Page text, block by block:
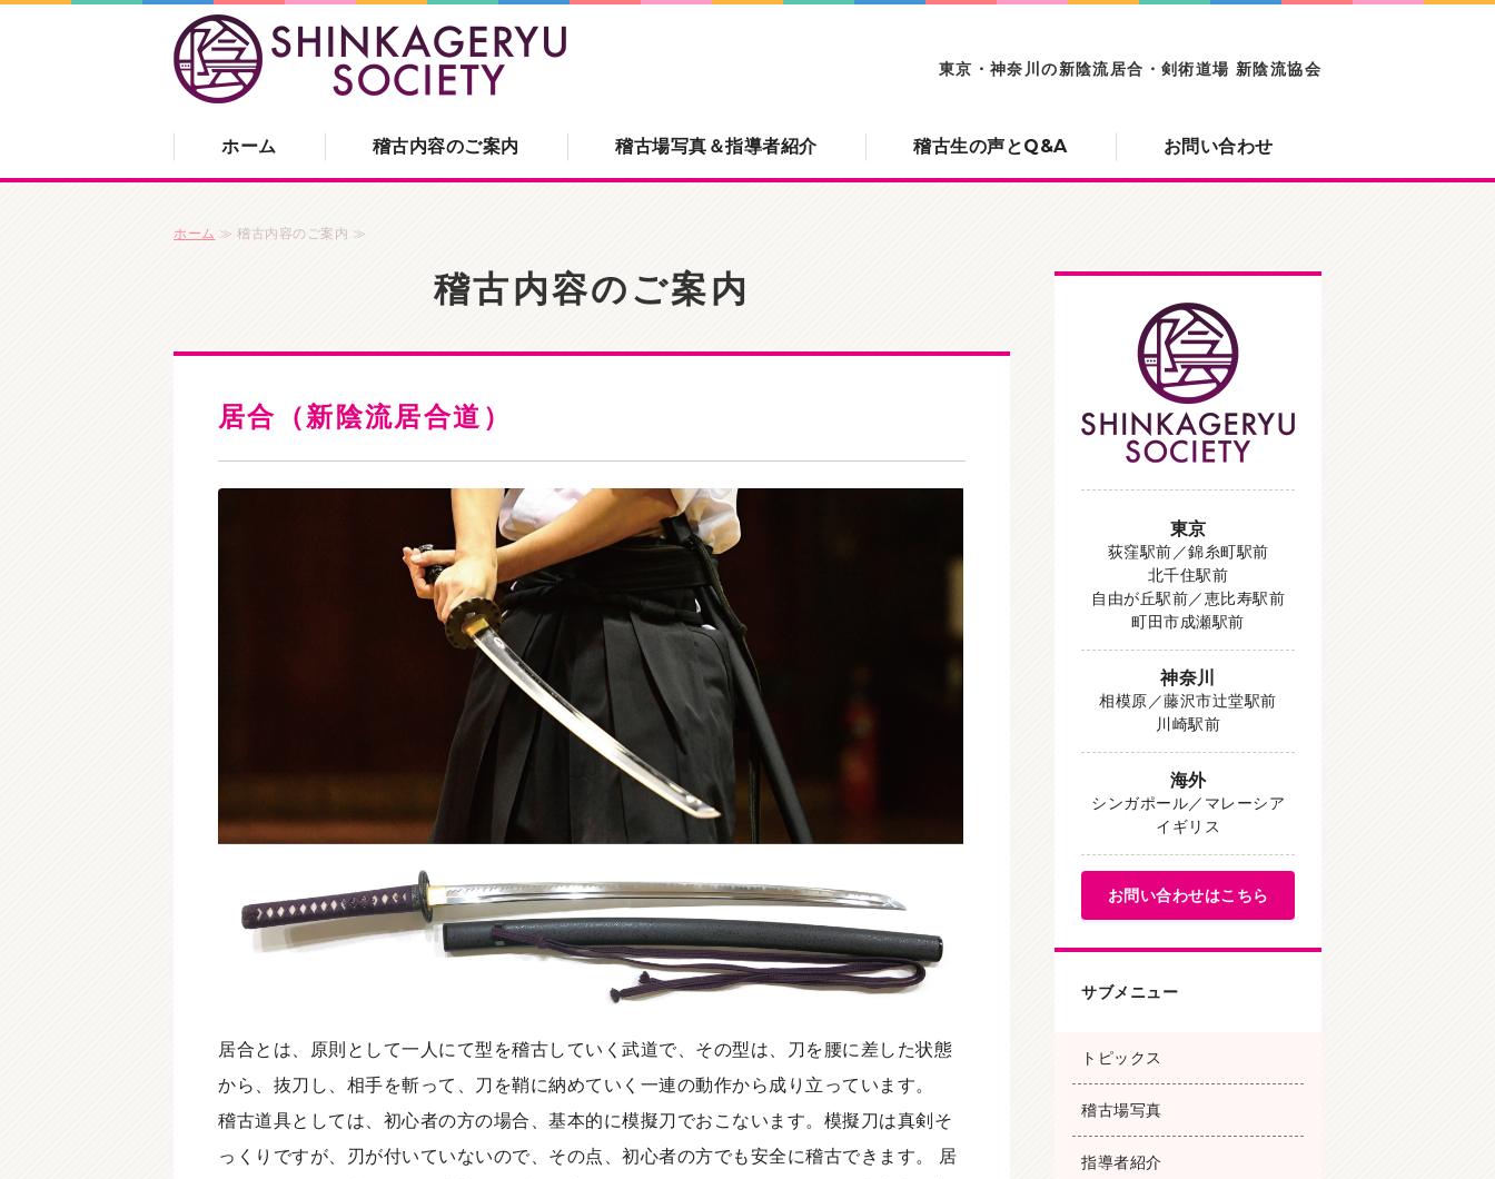
東京・神奈川の新陰流居合・剣術道場 新陰流協会
ホーム 稽古内容のご案内 稽古場写真＆指導者紹介 稽古生の声とQ&A お問い合わせ
ホーム ≫ 稽古内容のご案内 ≫
稽古内容のご案内
居合（新陰流居合道）
居合とは、原則として一人にて型を稽古していく武道で、その型は、刀を腰に差した状態
から、抜刀し、相手を斬って、刀を鞘に納めていく一連の動作から成り立っています。
稽古道具としては、初心者の方の場合、基本的に模擬刀でおこないます。模擬刀は真剣そ
っくりですが、刃が付いていないので、その点、初心者の方でも安全に稽古できます。 居
東京
荻窪駅前／錦糸町駅前
北千住駅前
自由が丘駅前／恵比寿駅前
町田市成瀬駅前
神奈川
相模原／藤沢市辻堂駅前
川崎駅前
海外
シンガポール／マレーシア
イギリス
お問い合わせはこちら
サブメニュー
トピックス
稽古場写真
指導者紹介